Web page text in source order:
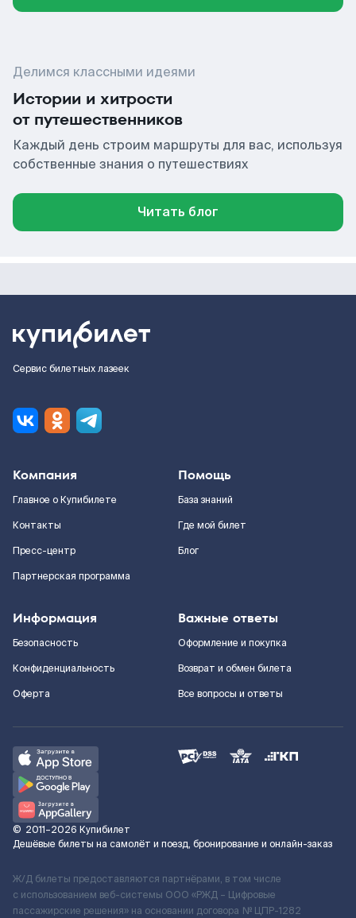
Делимся классными идеями
Истории и хитрости
от путешественников
Каждый день строим маршруты для вас, используя
собственные знания о путешествиях
Читать блог
Сервис билетных лазеек
Компания
Главное о Купибилете
Контакты
Пресс-центр
Партнерская программа
Помощь
База знаний
Где мой билет
Блог
Информация
Безопасность
Конфиденциальность
Оферта
Важные ответы
Оформление и покупка
Возврат и обмен билета
Все вопросы и ответы
© 2011–2026 Купибилет
Дешёвые билеты на самолёт и поезд, бронирование и онлайн-заказ
Ж/Д билеты предоставляются партнёрами, в том числе
с использованием веб-системы ООО «РЖД – Цифровые
пассажирские решения» на основании договора № ЦПР-1282